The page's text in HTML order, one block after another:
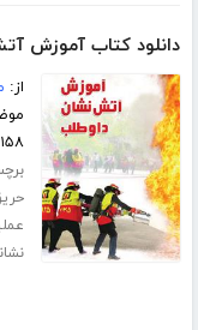
دانلود کتاب آموزش
از:
۱۵۸ صفحه